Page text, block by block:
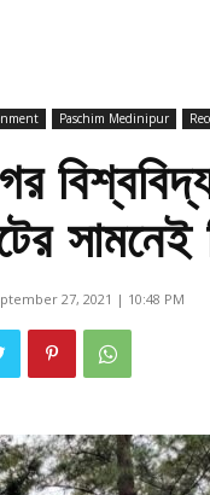
Paschim Medinipur
সামনেই
27, 2021 | 10:48 PM